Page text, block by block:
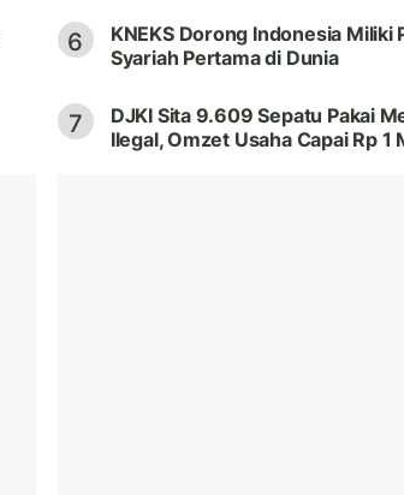
6
KNEKS Dorong Indonesia Miliki
Syariah Pertama di Dunia
7
DJKI Sita 9.609 Sepatu Pakai
Ilegal, Omzet Usaha Capai Rp 1